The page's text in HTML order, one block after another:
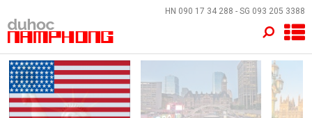
HN 090 17 34 288 - SG 093 205 3388
×
TRANG CHỦ
QUỐC GIA